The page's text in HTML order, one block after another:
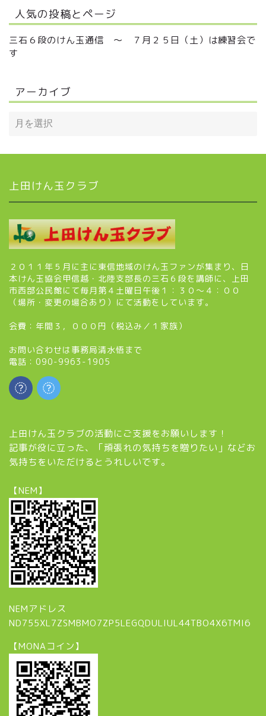
人気の投稿とページ
三石６段のけん玉通信 ～ ７月２５日（土）は練習会で
す
アーカイブ
上田けん玉クラブ
２０１１年５月に主に東信地域のけん玉ファンが集まり、日
本けん玉協会甲信越・北陸支部長の三石６段を講師に、上田
市西部公民館にて毎月第４土曜日午後１：３０～４：００
（場所・変更の場合あり）にて活動をしています。
会費：年間３，０００円（税込み／１家族）
お問い合わせは事務局清水悟まで
電話：090-9963-1905
上田けん玉クラブの活動にご支援をお願いします！
記事が役に立った、「頑張れの気持ちを贈りたい」などお
気持ちをいただけるとうれしいです。
【NEM】
NEMアドレス
ND755XL7ZSMBMO7ZP5LEGQDULIUL44TBO4X6TMI6
【MONAコイン】